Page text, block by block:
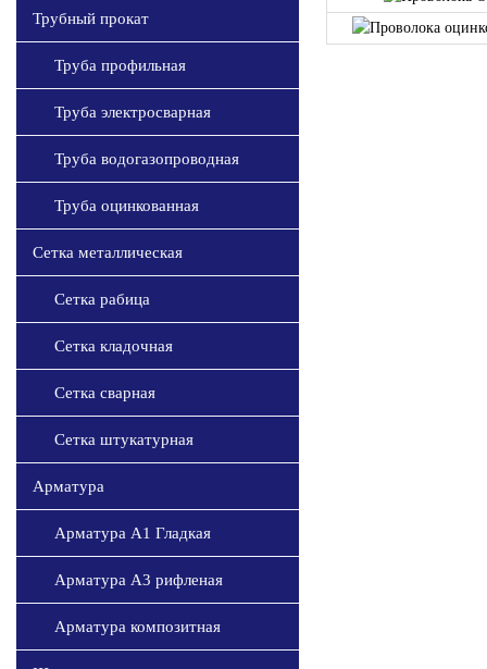
Трубный прокат
Труба профильная
Труба электросварная
Труба водогазопроводная
Труба оцинкованная
Сетка металлическая
Сетка рабица
Сетка кладочная
Сетка сварная
Сетка штукатурная
Арматура
Арматура А1 Гладкая
Арматура А3 рифленая
Арматура композитная